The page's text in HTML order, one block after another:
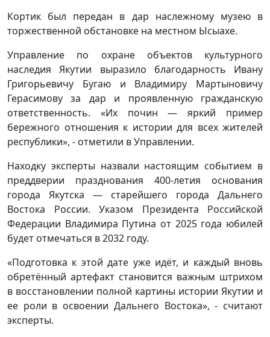
Кортик был передан в дар наслежному музею в
торжественной обстановке на местном Ысыахе.
Управление по охране объектов культурного
наследия Якутии выразило благодарность Ивану
Григорьевичу Бугаю и Владимиру Мартыновичу
Герасимову за дар и проявленную гражданскую
ответственность. «Их почин — яркий пример
бережного отношения к истории для всех жителей
республики», - отметили в Управлении.
Находку эксперты назвали настоящим событием в
преддверии празднования 400-летия основания
города Якутска — старейшего города Дальнего
Востока России. Указом Президента Российской
Федерации Владимира Путина от 2025 года юбилей
будет отмечаться в 2032 году.
«Подготовка к этой дате уже идёт, и каждый вновь
обретённый артефакт становится важным штрихом
в восстановлении полной картины истории Якутии и
ее роли в освоении Дальнего Востока», - считают
эксперты.